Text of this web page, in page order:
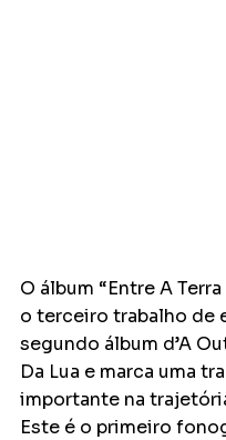
O álbum “Entre A Terra
o terceiro trabalho de
segundo álbum d’A
Da Lua e marca uma
importante na
Este é o primeiro